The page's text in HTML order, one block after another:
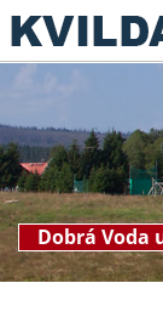
Dobrá Voda